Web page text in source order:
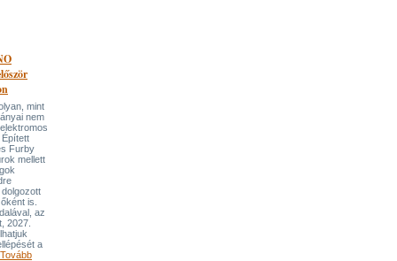
mint
nem
Furby
mellett
is.
az
2027.
a
Tovább